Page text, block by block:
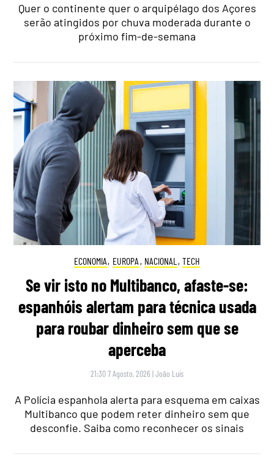
Quer o continente quer o arquipélago dos Açores
serão atingidos por chuva moderada durante o
próximo fim-de-semana
ECONOMIA, EUROPA , NACIONAL , TECH
Se vir isto no Multibanco, afaste-se:
espanhóis alertam para técnica usada
para roubar dinheiro sem que se
aperceba
21:30 7 Agosto, 2026 |João Luís
A Polícia espanhola alerta para esquema em caixas
Multibanco que podem reter dinheiro sem que
desconfie. Saiba como reconhecer os sinais